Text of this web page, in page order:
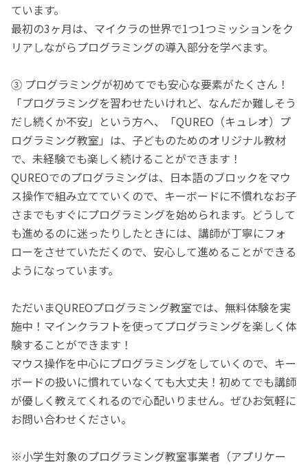
ています。
最初の3ヶ月は、マイクラの世界で1つ1つミッションをク
リアしながらプログラミングの導入部分を学べます。
③ プログラミングが初めてでも安心な要素がたくさん！
「プログラミングを習わせたいけれど、なんだか難しそう
だし続くか不安」という方へ、「QUREO（キュレオ）プ
ログラミング教室」は、子どものためのオリジナル教材
で、未経験でも楽しく続けることができます！
QUREOでのプログラミングは、日本語のブロックをマウ
ス操作で組み立てていくので、キーボードに不慣れなお子
さまでもすぐにプログラミングを始められます。どうして
も進めるのに迷ったりしたときには、講師が丁寧にフォ
ローをさせていただくので、安心して進めることができる
ようになっています。
ただいまQUREOプログラミング教室では、無料体験を実
施中！マインクラフトを使ってプログラミングを楽しく体
験することができます！
マウス操作を中心にプログラミングをしていくので、キー
ボードの扱いに慣れていなくても大丈夫！初めてでも講師
が優しく教えてくれるので心配いりません。ぜひお気軽に
お問い合わせください。
※小学生対象のプログラミング教室事業者（アプリケー